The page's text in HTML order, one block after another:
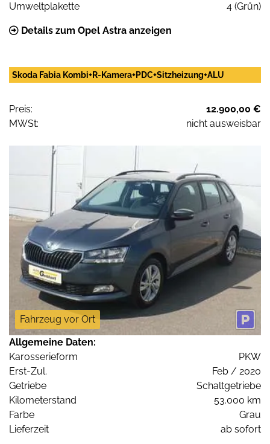
Umweltplakette
4 (Grün)
Details zum Opel Astra anzeigen
Skoda Fabia Kombi+R-Kamera+PDC+Sitzheizung+ALU
Preis:
12.900,00 €
MWSt:
nicht ausweisbar
Fahrzeug vor Ort
Allgemeine Daten:
Karosserieform
PKW
Erst-Zul.
Feb / 2020
Getriebe
Schaltgetriebe
Kilometerstand
53.000 km
Farbe
Grau
Lieferzeit
ab sofort